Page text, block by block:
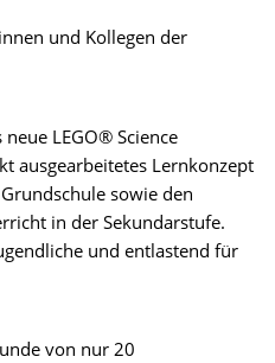
und Kollegen der
LEGO® Science
ausgearbeitetes Lernkonzept
sowie den
in der Sekundarstufe.
und entlastend für
von nur 20